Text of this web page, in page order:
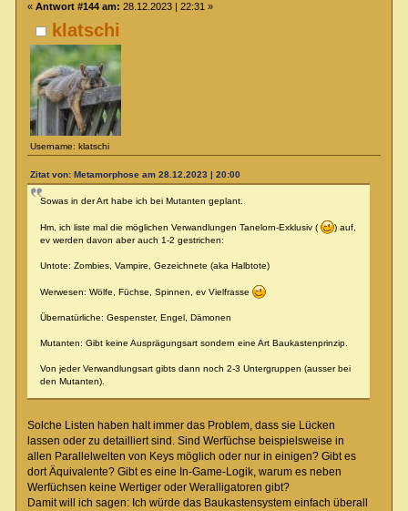
klatschi
Username: klatschi
« Antwort #144 am: 28.12.2023 | 22:31 »
Zitat von: Metamorphose am 28.12.2023 | 20:00
Sowas in der Art habe ich bei Mutanten geplant.
Hm, ich liste mal die möglichen Verwandlungen Tanelorn-Exklusiv (
) auf,
ev werden davon aber auch 1-2 gestrichen:
Untote: Zombies, Vampire, Gezeichnete (aka Halbtote)
Werwesen: Wölfe, Füchse, Spinnen, ev Vielfrasse
Übernatürliche: Gespenster, Engel, Dämonen
Mutanten: Gibt keine Ausprägungsart sondern eine Art Baukastenprinzip.
Von jeder Verwandlungsart gibts dann noch 2-3 Untergruppen (ausser bei
den Mutanten).
Solche Listen haben halt immer das Problem, dass sie Lücken
lassen oder zu detailliert sind. Sind Werfüchse beispielsweise in
allen Parallelwelten von Keys möglich oder nur in einigen? Gibt es
dort Äquivalente? Gibt es eine In-Game-Logik, warum es neben
Werfüchsen keine Wertiger oder Weralligatoren gibt?
Damit will ich sagen: Ich würde das Baukastensystem einfach überall